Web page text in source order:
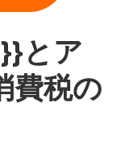
とア
費税の